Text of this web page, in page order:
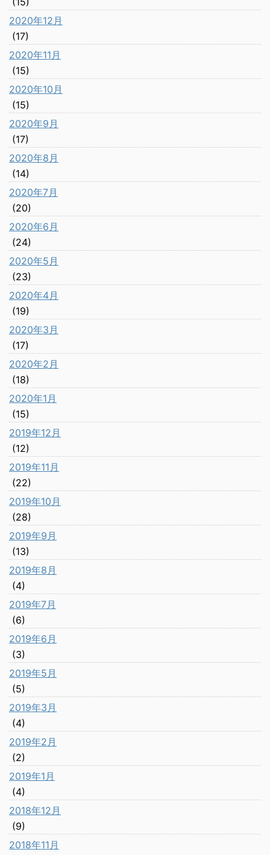
2020年12月
(17)
2020年11月
(15)
2020年10月
(15)
2020年9月
(17)
2020年8月
(14)
2020年7月
(20)
2020年6月
(24)
2020年5月
(23)
2020年4月
(19)
2020年3月
(17)
2020年2月
(18)
2020年1月
(15)
2019年12月
(12)
2019年11月
(22)
2019年10月
(28)
2019年9月
(13)
2019年8月
(4)
2019年7月
(6)
2019年6月
(3)
2019年5月
(5)
2019年3月
(4)
2019年2月
(2)
2019年1月
(4)
2018年12月
(9)
2018年11月